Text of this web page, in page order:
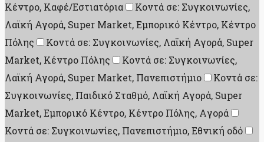
Κέντρο, Καφέ/Εστιατόρια
Κοντά σε: Συγκοινωνίες,
Λαϊκή Αγορά, Super Market, Εμπορικό Κέντρο, Κέντρο
Πόλης
Κοντά σε: Συγκοινωνίες, Λαϊκή Αγορά, Super
Market, Κέντρο Πόλης
Κοντά σε: Συγκοινωνίες,
Λαϊκή Αγορά, Super Market, Πανεπιστήμιο
Κοντά σε:
Συγκοινωνίες, Παιδικό Σταθμό, Λαϊκή Αγορά, Super
Market, Εμπορικό Κέντρο, Κέντρο Πόλης, Aγορά
Κοντά σε: Συγκοινωνίες, Πανεπιστήμιο, Εθνική οδό